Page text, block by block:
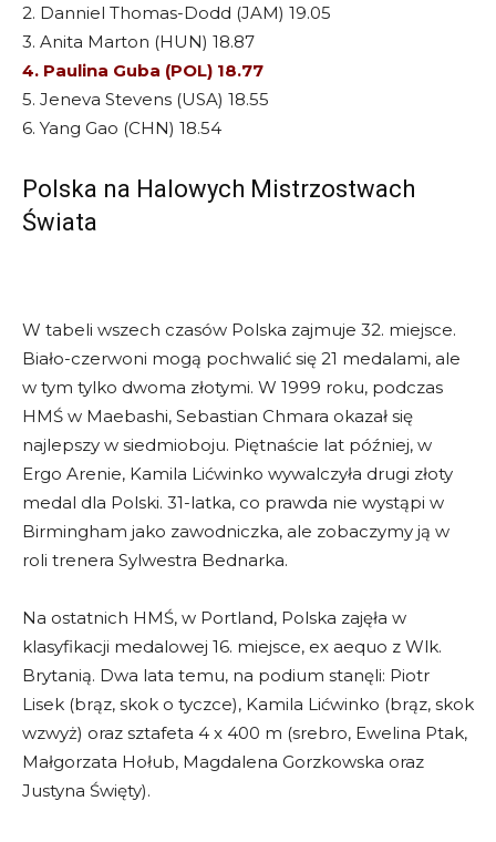
2. Danniel Thomas-Dodd (JAM) 19.05
3. Anita Marton (HUN) 18.87
4. Paulina Guba (POL) 18.77
5. Jeneva Stevens (USA) 18.55
6. Yang Gao (CHN) 18.54
Polska na Halowych Mistrzostwach
Świata
W tabeli wszech czasów Polska zajmuje 32. miejsce.
Biało-czerwoni mogą pochwalić się 21 medalami, ale
w tym tylko dwoma złotymi. W 1999 roku, podczas
HMŚ w Maebashi, Sebastian Chmara okazał się
najlepszy w siedmioboju. Piętnaście lat później, w
Ergo Arenie, Kamila Lićwinko wywalczyła drugi złoty
medal dla Polski. 31-latka, co prawda nie wystąpi w
Birmingham jako zawodniczka, ale zobaczymy ją w
roli trenera Sylwestra Bednarka.
Na ostatnich HMŚ, w Portland, Polska zajęła w
klasyfikacji medalowej 16. miejsce, ex aequo z Wlk.
Brytanią. Dwa lata temu, na podium stanęli: Piotr
Lisek (brąz, skok o tyczce), Kamila Lićwinko (brąz, skok
wzwyż) oraz sztafeta 4 x 400 m (srebro, Ewelina Ptak,
Małgorzata Hołub, Magdalena Gorzkowska oraz
Justyna Święty).